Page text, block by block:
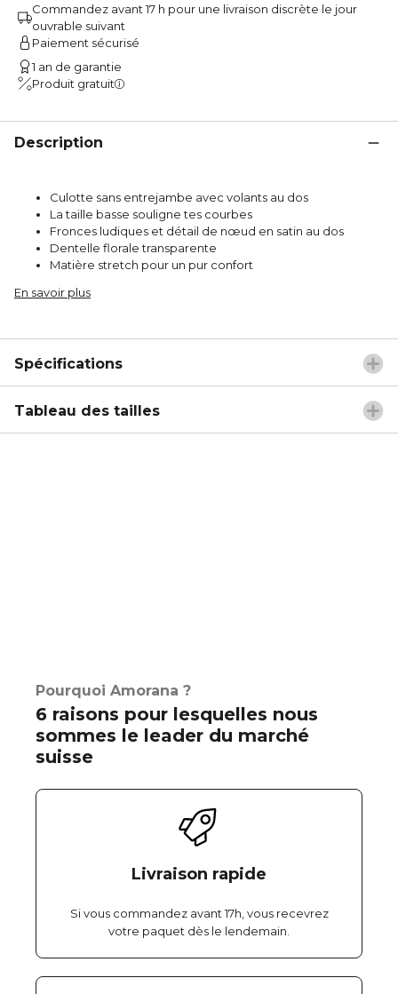
Commandez avant 17 h pour une livraison discrète le jour
ouvrable suivant
Paiement sécurisé
1 an de garantie
Produit gratuit
Description
Culotte sans entrejambe avec volants au dos
La taille basse souligne tes courbes
Fronces ludiques et détail de nœud en satin au dos
Dentelle florale transparente
Matière stretch pour un pur confort
En savoir plus
Spécifications
Tableau des tailles
Pourquoi Amorana ?
6 raisons pour lesquelles nous
sommes le leader du marché
suisse
Livraison rapide
Si vous commandez avant 17h, vous recevrez
votre paquet dès le lendemain.